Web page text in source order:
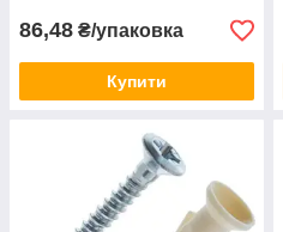
86,48 ₴/упаковка
Купити